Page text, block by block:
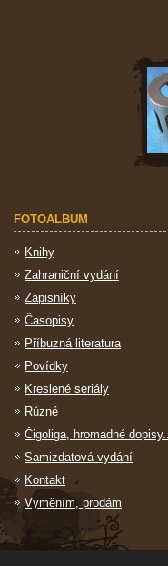
FOTOALBUM
Knihy
Zahraniční vydání
Zápisníky
Časopisy
Příbuzná literatura
Povídky
Kreslené seriály
Různé
Čigoliga, hromadné dopisy...
Samizdatová vydání
Kontakt
Vyměním, prodám